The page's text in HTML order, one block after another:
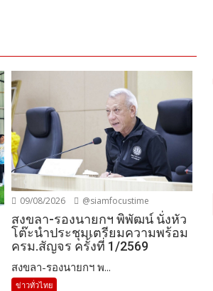
09/08/2026 @siamfocustime
สงขลา-รองนายกฯ พิพัฒน์ นั่งหัว
โต๊ะนำประชุมเตรียมความพร้อม
ครม.สัญจร ครั้งที่ 1/2569
สงขลา-รองนายกฯ พ...
ข่าวทั่วไทย